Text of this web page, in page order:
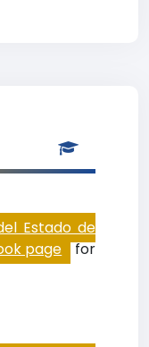
Estado de
page for